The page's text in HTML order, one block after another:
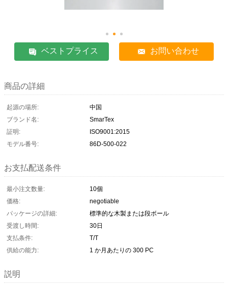
ベストプライス お問い合わせ
商品の詳細
起源の場所:
中国
ブランド名:
SmarTex
証明:
ISO9001:2015
モデル番号:
86D-500-022
お支払配送条件
最小注文数量:
10個
価格:
negotiable
パッケージの詳細:
標準的な木製または段ボール
受渡し時間:
30日
支払条件:
T/T
供給の能力:
1 か月あたりの 300 PC
説明